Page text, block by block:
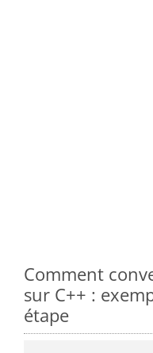
Comment
sur C++ :
étape